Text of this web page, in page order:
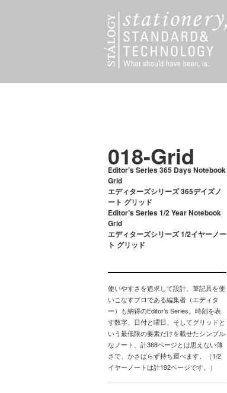
018-Grid
Editor’s Series 365 Days Notebook
Grid
エディターズシリーズ 365デイズノ
ート グリッド
Editor’s Series 1/2 Year Notebook
Grid
エディターズシリーズ 1/2イヤーノー
ト グリッド
使いやすさを追求して設計、筆記具を使
いこなすプロである編集者（エディタ
ー）も納得のEditor’s Series。時刻を表
す数字、日付と曜日、そしてグリッドと
いう最低限の要素だけを載せたシンプル
なノート。計368ページとは思えない薄
さで、かさばらず持ち運べます。（1/2
イヤーノートは計192ページです。）